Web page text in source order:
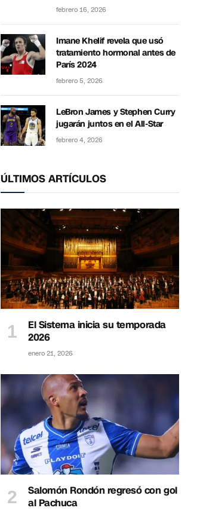
febrero 16, 2026
Imane Khelif revela que usó
tratamiento hormonal antes de
París 2024
febrero 5, 2026
LeBron James y Stephen Curry
jugarán juntos en el All-Star
febrero 4, 2026
ÚLTIMOS ARTÍCULOS
El Sistema inicia su temporada
2026
enero 21, 2026
Salomón Rondón regresó con gol
al Pachuca